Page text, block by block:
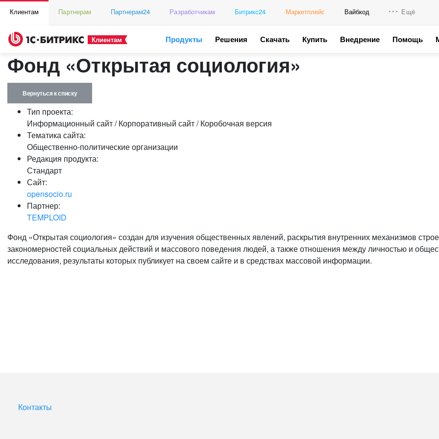
Клиентам Партнерам Партнерам24 Разработчикам Битрикс24 Маркетплейс Вайбкод Ещё
Клиентам Продукты Решения Скачать Купить Внедрение Помощь
Фонд «Открытая социология»
Вернуться к списку
Тип проекта:
Информационный сайт / Корпоративный сайт / Коробочная версия
Тематика сайта:
Общественно-политические организации
Редакция продукта:
Стандарт
Сайт:
opensocio.ru
Партнер:
TEMPLOID
Фонд «Открытая социология» создан для изучения общественных явлений, раскрытия внутренних механизмов
закономерностей социальных действий и массового поведения людей, а также отношения между личностью и
исследования, результаты которых публикует на своем сайте и в средствах массовой информации.
Контакты